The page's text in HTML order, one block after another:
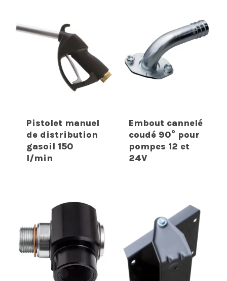
Pistolet manuel
de distribution
gasoil 150
l/min
Embout cannelé
coudé 90° pour
pompes 12 et
24V